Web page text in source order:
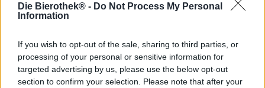
Die Bierothek® - Do Not Process My Personal
Information
If you wish to opt-out of the sale, sharing to third parties, or
processing of your personal or sensitive information for
targeted advertising by us, please use the below opt-out
section to confirm your selection. Please note that after your
Bierothek® ID
EAN
4260026781062
Gewicht
0.5kg(0.88kg met verpakking)